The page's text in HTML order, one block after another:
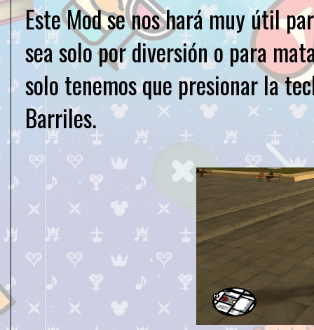
Este Mod se nos hará muy útil
sea solo por diversión o para
solo tenemos que presionar la
Barriles.